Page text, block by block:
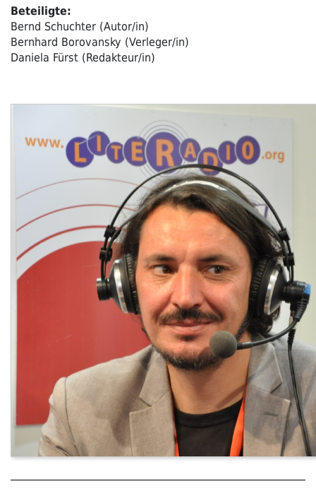
Beteiligte:
Bernd Schuchter (Autor/in)
Bernhard Borovansky (Verleger/in)
Daniela Fürst (Redakteur/in)